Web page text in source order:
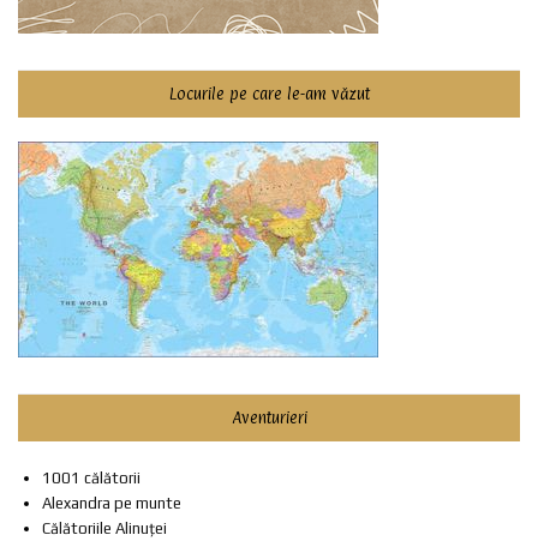
Locurile pe care le-am văzut
Aventurieri
1001 călătorii
Alexandra pe munte
Călătoriile Alinuței